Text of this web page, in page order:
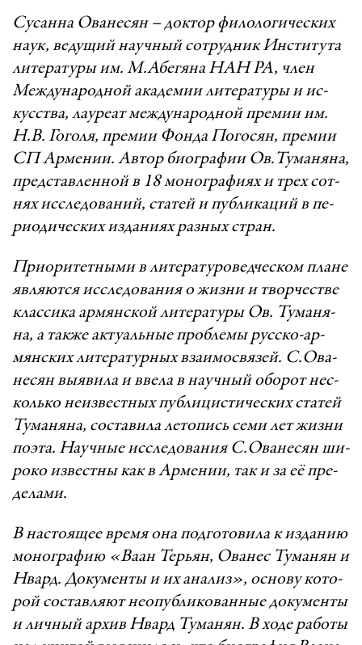
Су­сан­на Ова­не­сян – док­тор фи­ло­ло­ги­чес­ких
на­ук, ­ве­ду­щий на­уч­ный сот­руд­ник Инс­ти­ту­та
ли­те­ра­ту­ры им. М.А­бе­гя­на НАН РА, член
Меж­ду­на­род­ной ака­де­мии ли­те­ра­ту­ры и ис­
кусст­ва, лау­ре­ат меж­ду­на­род­ной пре­мии им.
Н.В. Го­го­ля, пре­мии Фон­да По­го­сян, пре­мии
СП Ар­ме­ни­и. Ав­тор би­ог­ра­фии Ов.Ту­ма­ня­на,
предс­тав­лен­ной в 18 мо­ног­ра­фи­ях и трех сот­
нях исс­ле­до­ва­ний, ста­тей и пуб­ли­ка­ций в пе­
ри­о­ди­чес­ких из­да­ни­ях раз­ных ст­ран.
П­ри­о­ри­тет­ны­ми в ли­те­ра­ту­ро­вед­чес­ком пла­не
яв­ля­ют­ся ис­сле­до­ва­ния о жиз­ни и твор­чест­ве
клас­си­ка ар­мянс­кой ли­те­ра­ту­ры Ов. Ту­ма­ня­
на, а так­же ак­ту­аль­ные проб­ле­мы русс­ко-ар­
мян­ских ли­те­ра­тур­ных вза­и­мос­вя­зей. С.О­ва­
не­сян вы­я­ви­ла и вве­ла в на­уч­ный обо­рот нес­
коль­ко не­из­вест­ных пуб­ли­цис­ти­чес­ких ста­тей
Ту­ма­ня­на, сос­та­ви­ла ле­то­пись се­ми лет жиз­ни
по­э­та. На­уч­ные исс­ле­до­ва­ния С.О­ва­не­сян ши­
ро­ко из­вест­ны как в Ар­ме­ни­и, так и за её пре­
де­ла­ми.
В нас­то­я­щее вре­мя она под­го­то­ви­ла к из­да­нию
мо­ног­ра­фию «­Ва­ан Тер­ьян, Ова­нес Ту­ма­нян и
Нвард. До­ку­мен­ты и их ана­лиз», ос­но­ву ко­то­
рой сос­тав­ля­ют не­о­пуб­ли­ко­ван­ные до­ку­мен­ты
и лич­ный ар­хив Нвард Ту­ма­нян. В хо­де ра­бо­ты